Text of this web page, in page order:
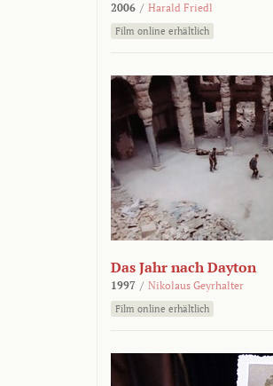
2006 / Harald Friedl
Film online erhältlich
Das Jahr nach Dayton
1997 / Nikolaus Geyrhalter
Film online erhältlich